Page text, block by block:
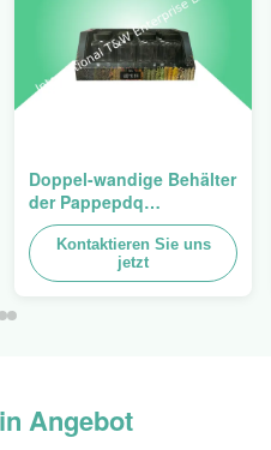
Doppel-wandige Behälter
der Pappepdq
Hochleistungsstackup
für die Förderung von
Gewürzen/von
Kontaktieren Sie uns
jetzt
Angebot